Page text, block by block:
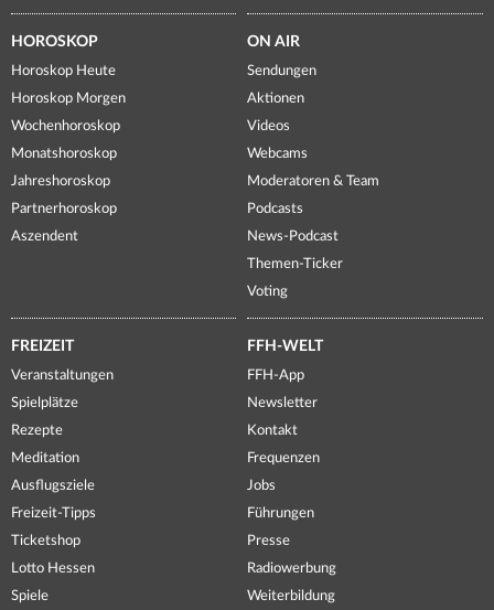
HOROSKOP
Horoskop Heute
Horoskop Morgen
Wochenhoroskop
Monatshoroskop
Jahreshoroskop
Partnerhoroskop
Aszendent
ON AIR
Sendungen
Aktionen
Videos
Webcams
Moderatoren & Team
Podcasts
News-Podcast
Themen-Ticker
Voting
FREIZEIT
Veranstaltungen
Spielplätze
Rezepte
Meditation
Ausflugsziele
Freizeit-Tipps
Ticketshop
Lotto Hessen
Spiele
FFH-WELT
FFH-App
Newsletter
Kontakt
Frequenzen
Jobs
Führungen
Presse
Radiowerbung
Weiterbildung